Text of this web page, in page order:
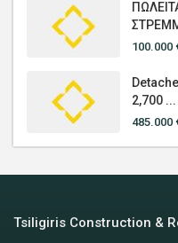
100.000
2,700 ...
485.000
Tsiligiris Construction &